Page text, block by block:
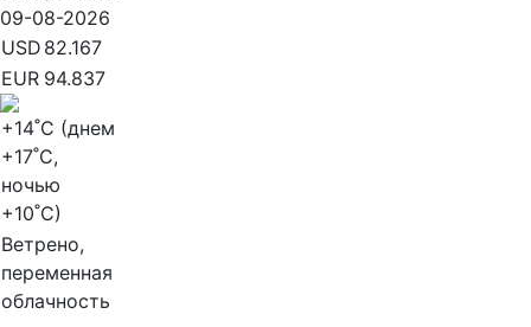
09-08-2026
USD 82.167
EUR 94.837
+14˚C (днем
+17˚C,
ночью
+10˚C)
Ветрено,
переменная
облачность